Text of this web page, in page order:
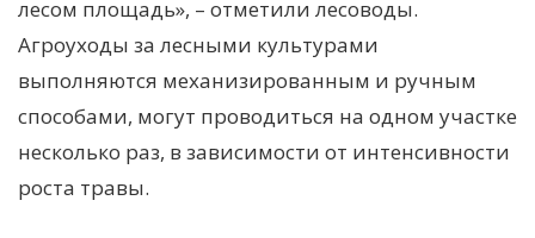
лесом площадь», – отметили лесоводы.
Агроуходы за лесными культурами
выполняются механизированным и ручным
способами, могут проводиться на одном участке
несколько раз, в зависимости от интенсивности
роста травы.